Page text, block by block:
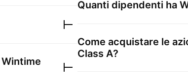
Wintime
Quanti dipendenti ha
Come acquistare le
Class A?